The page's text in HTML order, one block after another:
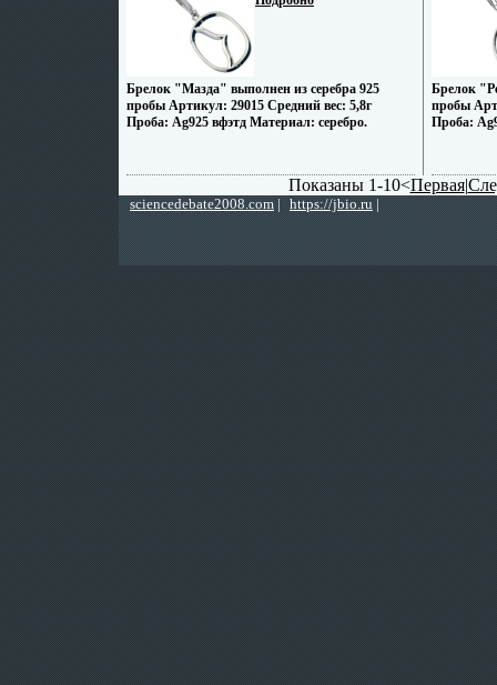
Брелок "Мазда" выполнен из серебра 925
пробы Артикул: 29015 Средний вес: 5,8г
Проба: Ag925 вфэтд Материал: серебро.
Брелок
пробы
Проба:
Показаны 1-10<Первая|
sciencedebate2008.com | https://jbio.ru |